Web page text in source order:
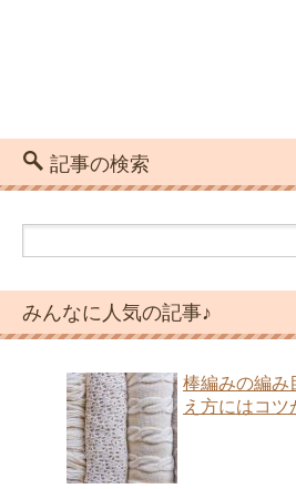
記事の検索
みんなに人気の記事♪
棒編みの編み
え方にはコツ